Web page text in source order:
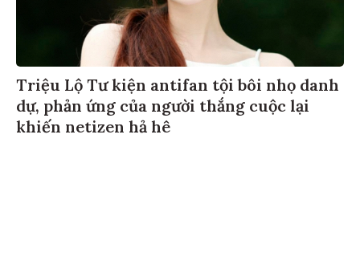
Triệu Lộ Tư kiện antifan tội bôi nhọ danh
dự, phản ứng của người thắng cuộc lại
khiến netizen hả hê